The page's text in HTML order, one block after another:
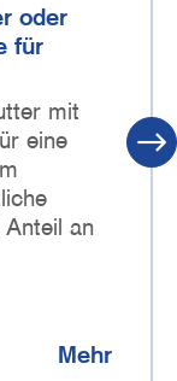
oder
für
mit
eine
an
Mehr